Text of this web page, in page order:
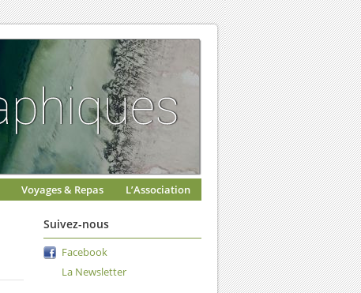
Voyages & Repas L’Association
Suivez-nous
Facebook
La Newsletter